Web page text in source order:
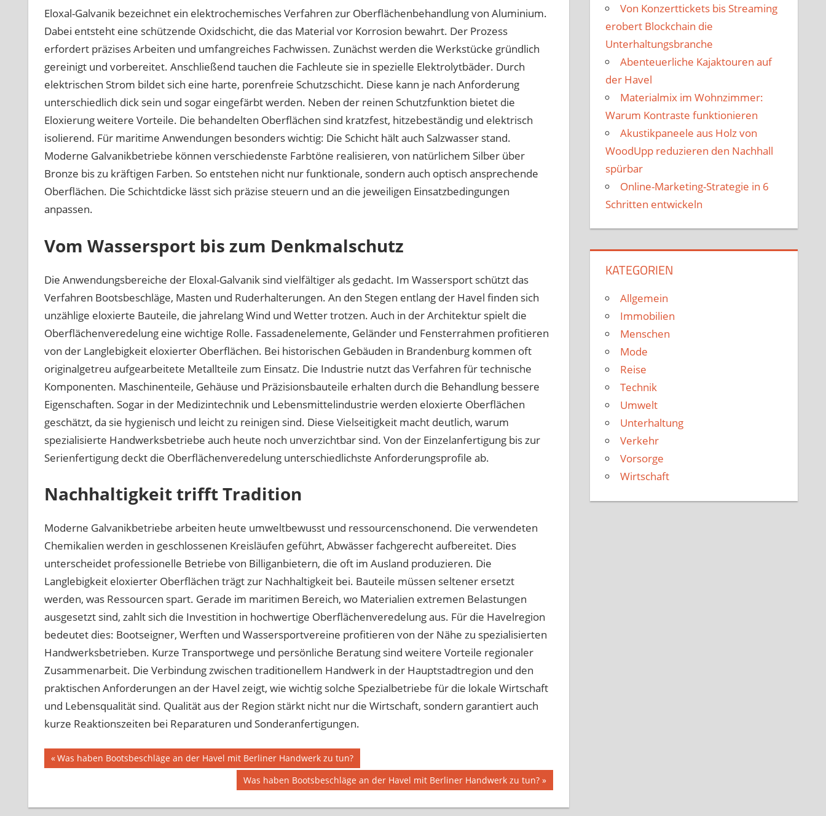
Eloxal-Galvanik bezeichnet ein elektrochemisches Verfahren zur Oberflächenbehandlung von Aluminium.
Dabei entsteht eine schützende Oxidschicht, die das Material vor Korrosion bewahrt. Der Prozess
erfordert präzises Arbeiten und umfangreiches Fachwissen. Zunächst werden die Werkstücke gründlich
gereinigt und vorbereitet. Anschließend tauchen die Fachleute sie in spezielle Elektrolytbäder. Durch
elektrischen Strom bildet sich eine harte, porenfreie Schutzschicht. Diese kann je nach Anforderung
unterschiedlich dick sein und sogar eingefärbt werden. Neben der reinen Schutzfunktion bietet die
Eloxierung weitere Vorteile. Die behandelten Oberflächen sind kratzfest, hitzebeständig und elektrisch
isolierend. Für maritime Anwendungen besonders wichtig: Die Schicht hält auch Salzwasser stand.
Moderne Galvanikbetriebe können verschiedenste Farbtöne realisieren, von natürlichem Silber über
Bronze bis zu kräftigen Farben. So entstehen nicht nur funktionale, sondern auch optisch ansprechende
Oberflächen. Die Schichtdicke lässt sich präzise steuern und an die jeweiligen Einsatzbedingungen
anpassen.
Vom Wassersport bis zum Denkmalschutz
Die Anwendungsbereiche der Eloxal-Galvanik sind vielfältiger als gedacht. Im Wassersport schützt das
Verfahren Bootsbeschläge, Masten und Ruderhalterungen. An den Stegen entlang der Havel finden sich
unzählige eloxierte Bauteile, die jahrelang Wind und Wetter trotzen. Auch in der Architektur spielt die
Oberflächenveredelung eine wichtige Rolle. Fassadenelemente, Geländer und Fensterrahmen profitieren
von der Langlebigkeit eloxierter Oberflächen. Bei historischen Gebäuden in Brandenburg kommen oft
originalgetreu aufgearbeitete Metallteile zum Einsatz. Die Industrie nutzt das Verfahren für technische
Komponenten. Maschinenteile, Gehäuse und Präzisionsbauteile erhalten durch die Behandlung bessere
Eigenschaften. Sogar in der Medizintechnik und Lebensmittelindustrie werden eloxierte Oberflächen
geschätzt, da sie hygienisch und leicht zu reinigen sind. Diese Vielseitigkeit macht deutlich, warum
spezialisierte Handwerksbetriebe auch heute noch unverzichtbar sind. Von der Einzelanfertigung bis zur
Serienfertigung deckt die Oberflächenveredelung unterschiedlichste Anforderungsprofile ab.
Nachhaltigkeit trifft Tradition
Moderne Galvanikbetriebe arbeiten heute umweltbewusst und ressourcenschonend. Die verwendeten
Chemikalien werden in geschlossenen Kreisläufen geführt, Abwässer fachgerecht aufbereitet. Dies
unterscheidet professionelle Betriebe von Billiganbietern, die oft im Ausland produzieren. Die
Langlebigkeit eloxierter Oberflächen trägt zur Nachhaltigkeit bei. Bauteile müssen seltener ersetzt
werden, was Ressourcen spart. Gerade im maritimen Bereich, wo Materialien extremen Belastungen
ausgesetzt sind, zahlt sich die Investition in hochwertige Oberflächenveredelung aus. Für die Havelregion
bedeutet dies: Bootseigner, Werften und Wassersportvereine profitieren von der Nähe zu spezialisierten
Handwerksbetrieben. Kurze Transportwege und persönliche Beratung sind weitere Vorteile regionaler
Zusammenarbeit. Die Verbindung zwischen traditionellem Handwerk in der Hauptstadtregion und den
praktischen Anforderungen an der Havel zeigt, wie wichtig solche Spezialbetriebe für die lokale Wirtschaft
und Lebensqualität sind. Qualität aus der Region stärkt nicht nur die Wirtschaft, sondern garantiert auch
kurze Reaktionszeiten bei Reparaturen und Sonderanfertigungen.
Beitragsnavigation
Vorheriger
Was haben Bootsbeschläge an der Havel mit Berliner Handwerk zu tun?
Nächster
Beitrag:
Was haben Bootsbeschläge an der Havel mit Berliner Handwerk zu tun?
Von Konzerttickets bis Streaming
erobert Blockchain die
Unterhaltungsbranche
Abenteuerliche Kajaktouren auf
der Havel
Materialmix im Wohnzimmer:
Warum Kontraste funktionieren
Akustikpaneele aus Holz von
WoodUpp reduzieren den Nachhall
spürbar
Online-Marketing-Strategie in 6
Schritten entwickeln
KATEGORIEN
Allgemein
Immobilien
Menschen
Mode
Reise
Technik
Umwelt
Unterhaltung
Verkehr
Vorsorge
Wirtschaft